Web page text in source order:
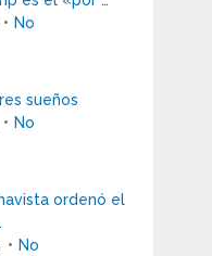
No
sueños
No
ordenó el
No